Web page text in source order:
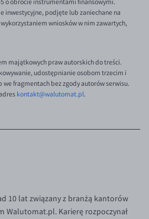
o obrocie instrumentami finansowymi.
inwestycyjne, podjęte lub zaniechane na
wniosków w nim zawartych,
majątkowych praw autorskich do treści.
udostępnianie osobom trzecim i
we fragmentach bez zgody autorów serwisu.
kontakt@walutomat.pl.
10 lat związany z branżą kantorów
Walutomat.pl. Karierę rozpoczynał